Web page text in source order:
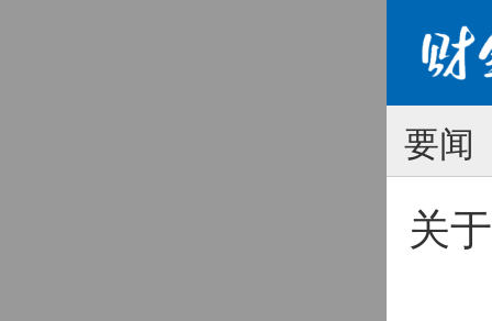
要闻
关